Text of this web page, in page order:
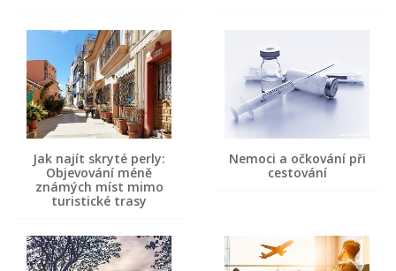
Jak najít skryté perly:
Objevování méně
známých míst mimo
turistické trasy
Nemoci a očkování při
cestování